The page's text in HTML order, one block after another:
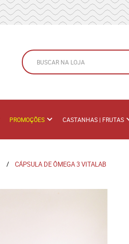
PROMOÇÕES CASTANHAS | FRUTAS
CÁPSULA DE ÔMEGA 3 VITALAB